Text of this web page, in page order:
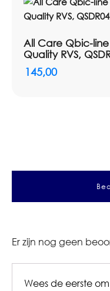
All Care Qbic-
Quality RVS,
145,00
Er zijn nog geen
Wees de eerste